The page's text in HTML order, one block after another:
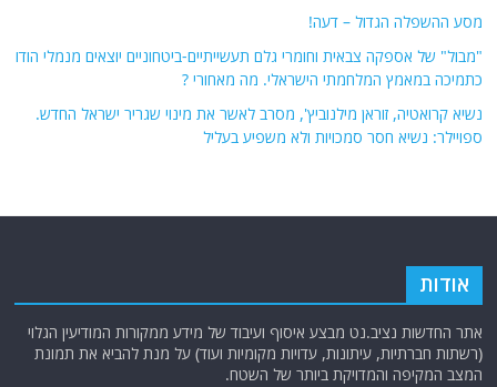
מסע ההשפלה הגדול – דעה!
"מבול" של אספקה צבאית וחומרי גלם תעשייתיים-ביטחוניים יוצאים מנמלי הודו
כתמיכה במאמץ המלחמתי הישראלי. מה מאחורי ?
נשיא קרואטיה, זוראן מילנוביץ', מסרב לאשר את מינוי שגריר ישראל החדש.
ספויילר: נשיא חסר סמכויות ולא משפיע בעליל
אודות
אתר החדשות נציב.נט מבצע איסוף ועיבוד של מידע ממקורות המודיעין הגלוי
(רשתות חברתיות, עיתונות, עדויות מקומיות ועוד) על מנת להביא את תמונת
המצב המקיפה והמדויקת ביותר של השטח.